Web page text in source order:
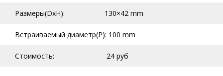
Размеры(DxH): 130×42 mm
Встраиваемый диаметр(P): 100 mm
Стоимость: 24 руб